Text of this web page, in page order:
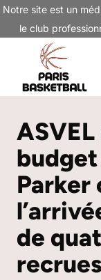
Aller
contenu
Notre site est un
le club
Parker
de
recrues